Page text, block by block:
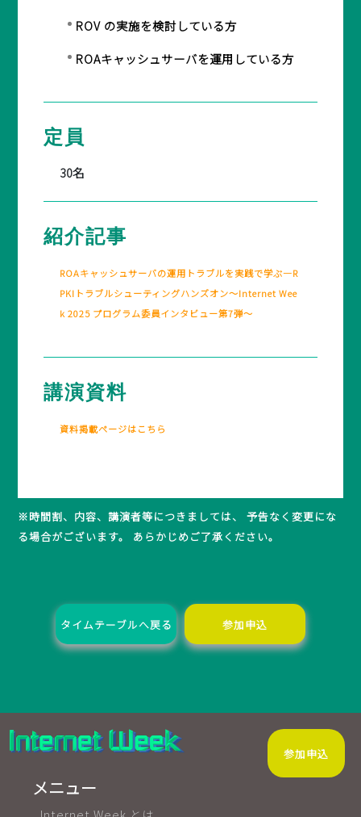
ROV の実施を検討している方
ROAキャッシュサーバを運用している方
定員
30名
紹介記事
ROAキャッシュサーバの運用トラブルを実践で学ぶ―R
PKIトラブルシューティングハンズオン～Internet Wee
k 2025 プログラム委員インタビュー第7弾～
講演資料
資料掲載ページはこちら
※時間割、内容、講演者等につきましては、 予告なく変更にな
る場合がございます。 あらかじめご了承ください。
タイムテーブルへ戻る 参加申込
メニュー
参加申込